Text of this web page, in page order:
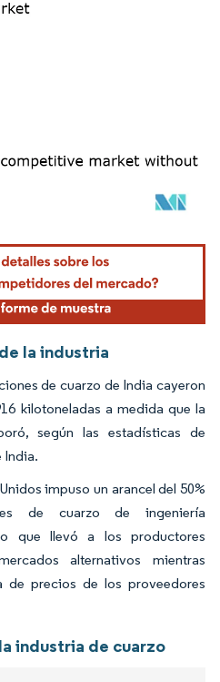
requiere atribución según CC BY 4.0.
la industria
de cuarzo de India cayeron
kilotoneladas a medida que la
según las estadísticas de
India.
impuso un arancel del 50%
de cuarzo de ingeniería
que llevó a los productores
alternativos mientras
de precios de los proveedores
industria de cuarzo